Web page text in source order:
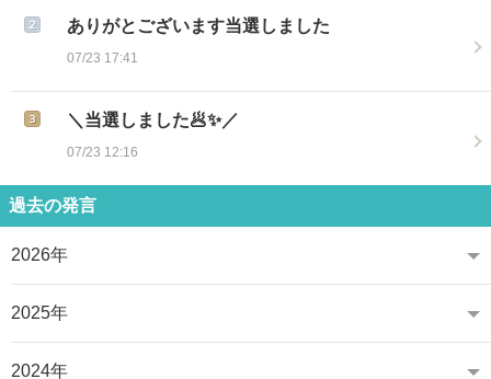
ありがとございます当選しました
07/23 17:41
＼当選しました🥟✨／
07/23 12:16
過去の発言
2026年
2025年
2024年